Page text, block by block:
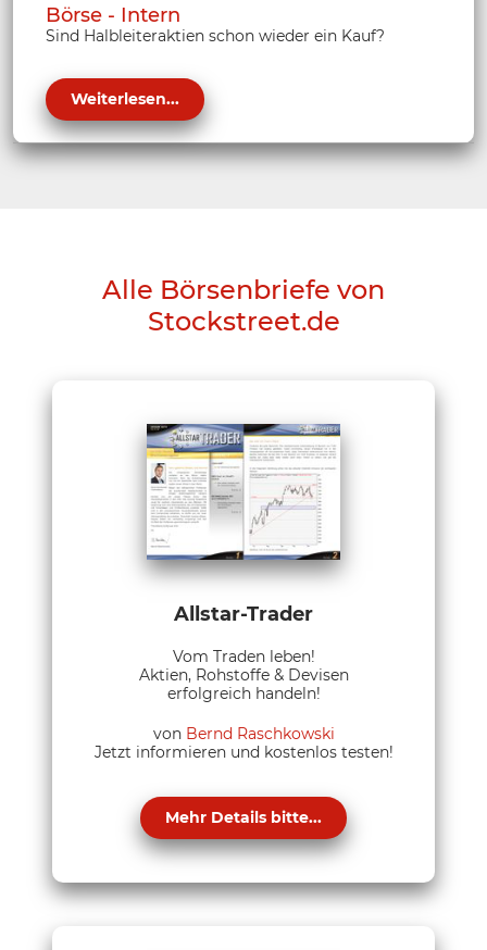
Börse - Intern
Sind Halbleiteraktien schon wieder ein Kauf?
Weiterlesen...
Alle Börsenbriefe von
Stockstreet.de
Allstar-Trader
Vom Traden leben!
Aktien, Rohstoffe & Devisen
erfolgreich handeln!
von Bernd Raschkowski
Jetzt informieren und kostenlos testen!
Mehr Details bitte...